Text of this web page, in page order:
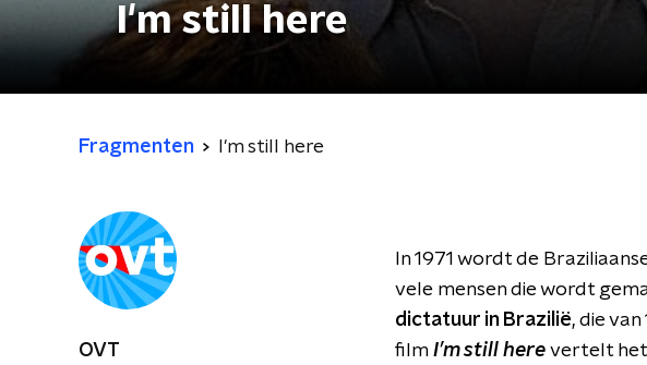
I'm still here
Fragmenten I'm still here
OVT
In 1971 wordt de
vele mensen die wordt
dictatuur in Brazilië, die
film I’m still here vertelt het